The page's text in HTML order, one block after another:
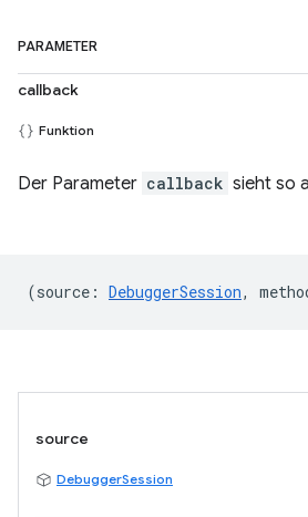
PARAMETER
callback
Funktion
Der Parameter callback sieht so
(source : DebuggerSession,
source
DebuggerSession